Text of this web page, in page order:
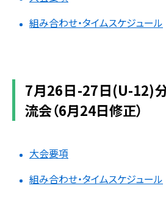
組み合わせ・タイムスケジュール
7月26日-27日(U-12)
流会（6月24日修正）
大会要項
組み合わせ・タイムスケジュール